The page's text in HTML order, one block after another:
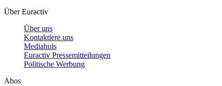
Über Euractiv
Über uns
Kontaktiere uns
Mediahuis
Euractiv Pressemitteilungen
Politische Werbung
Abos